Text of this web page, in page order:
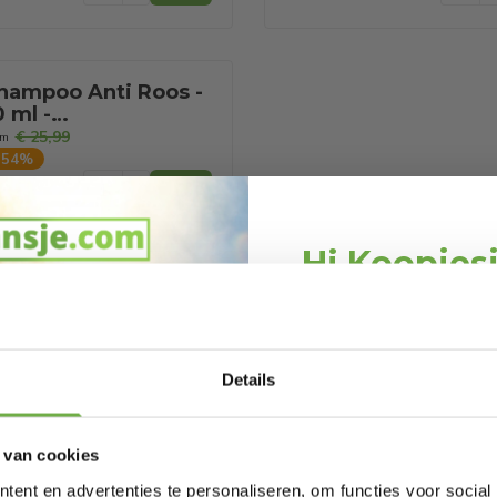
Details
cookies
en advertenties te personaliseren, om functies voor social
Anti Roos -
ml -
€ 25,99
54%
Hi
Bij 2dekansje.com